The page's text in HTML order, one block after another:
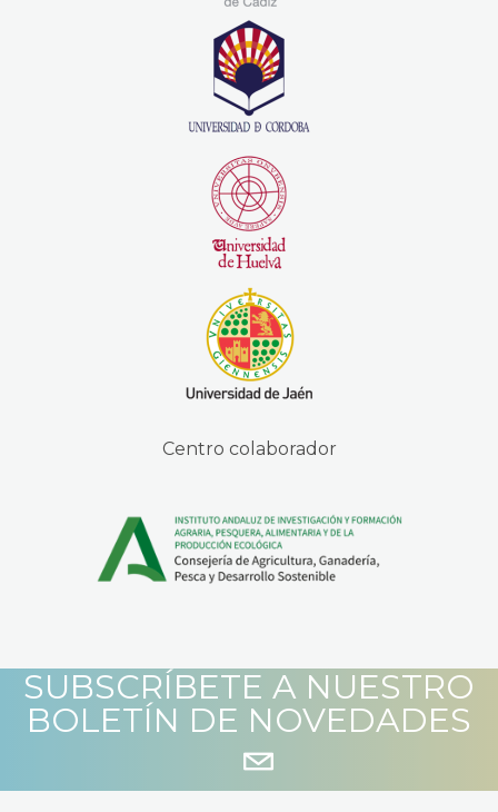
Centro colaborador
SUBSCRÍBETE A NUESTRO
BOLETÍN DE NOVEDADES